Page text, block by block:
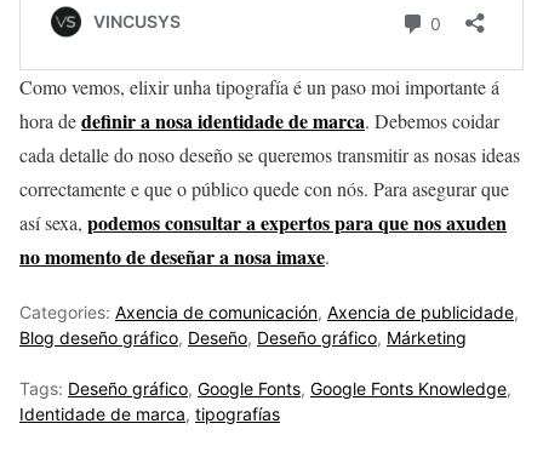
Como vemos, elixir unha tipografía é un paso moi importante á
hora dedefinir a nosa identidade de marca. Debemos coidar
cada detalle do noso deseño se queremos transmitir as nosas ideas
correctamente e que o público quede con nós. Para asegurar que
así sexa, podemos consultar a expertos para que nos axuden
no momento de deseñar a nosa imaxe.
Categories: Axencia de comunicación, Axencia de publicidade,
Blog deseño gráfico, Deseño, Deseño gráfico, Márketing
Tags: Deseño gráfico, Google Fonts, Google Fonts Knowledge,
Identidade de marca, tipografías